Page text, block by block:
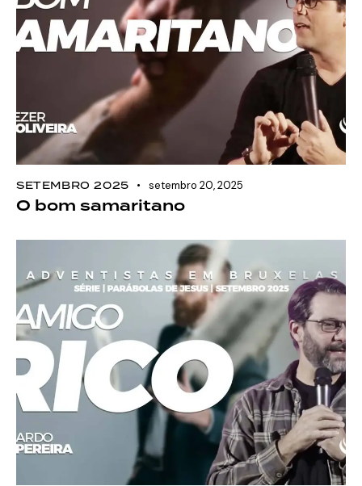
SETEMBRO 2025 setembro 20, 2025
O bom samaritano